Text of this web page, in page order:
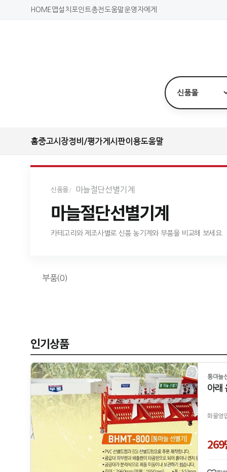
HOME 앱설치 포인트충전도움말운영자에게
홈중고시장정비/평가게시판이용도움말
신품몰 마늘절단선별기계
마늘절단선별기계
카테고리와 제조사별로 신품 농기계와 부품을 비교해 보세요.
부품(0)
인기상품
통마늘
아래
화물영
269